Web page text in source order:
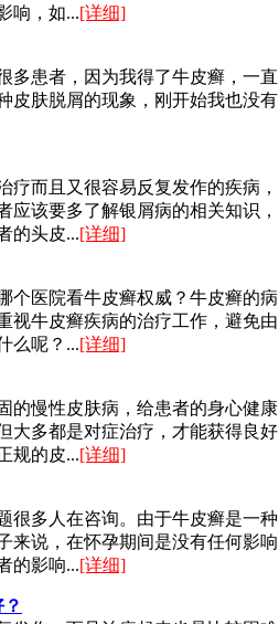
响，如...[详细]
多患者，因为我得了牛皮癣，一直
皮肤脱屑的现象，刚开始我也没有
而且又很容易反复发作的疾病，
该要多了解银屑病的相关知识，
的头皮...[详细]
个医院看牛皮癣权威？牛皮癣的病
视牛皮癣疾病的治疗工作，避免由
么呢？...[详细]
的慢性皮肤病，给患者的身心健康
大多都是对症治疗，才能获得良好
规的皮...[详细]
很多人在咨询。由于牛皮癣是一种
来说，在怀孕期间是没有任何影响
的影响...[详细]